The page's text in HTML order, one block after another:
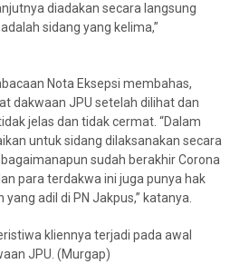
diadakan secara langsung
sidang yang kelima,”
Nota Eksepsi membahas,
dakwaan JPU setelah dilihat dan
jelas dan tidak cermat. “Dalam
untuk sidang dilaksanakan secara
sudah berakhir Corona
para terdakwa ini juga punya hak
adil di PN Jakpus,” katanya.
kliennya terjadi pada awal
JPU. (Murgap)